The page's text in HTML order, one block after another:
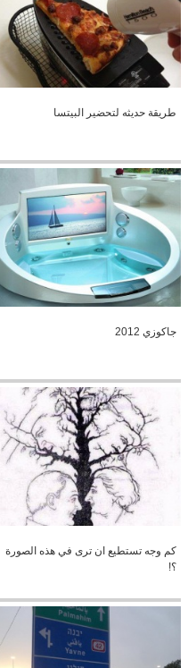
طريقة حديثه لتحضير البيتسا
جاكوزي 2012
كم وجه تستطيع ان ترى في هذه الصورة
؟!